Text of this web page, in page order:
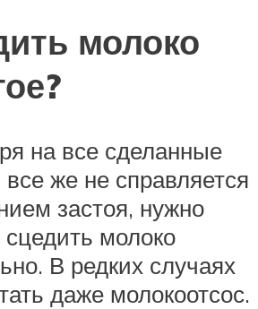
молоко
на все сделанные
же не справляется
застоя, нужно
молоко
В редких случаях
даже молокоотсос.